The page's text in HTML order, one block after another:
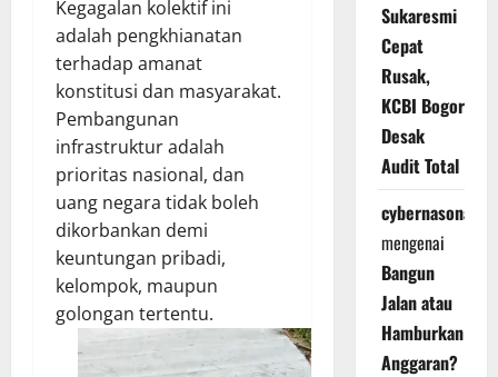
Kegagalan kolektif ini
adalah pengkhianatan
terhadap amanat
konstitusi dan masyarakat.
Pembangunan
infrastruktur adalah
prioritas nasional, dan
uang negara tidak boleh
dikorbankan demi
keuntungan pribadi,
kelompok, maupun
golongan tertentu.
Sukaresmi
Cepat
Rusak,
KCBI Bogor
Desak
Audit Total
cybernasonal
mengenai
Bangun
Jalan atau
Hamburkan
Anggaran?